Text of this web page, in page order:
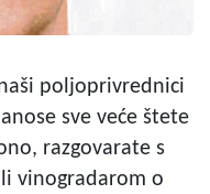
poljoprivrednici
sve veće štete
razgovarate s
vinogradarom o